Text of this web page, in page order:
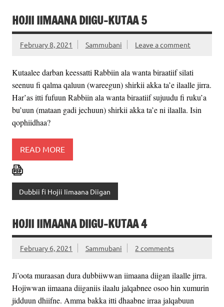
HOJII IIMAANA DIIGU-KUTAA 5
February 8, 2021 Sammubani Leave a comment
Kutaalee darban keessatti Rabbiin ala wanta biraatiif silati
seenuu fi qalma qaluun (wareegun) shirkii akka ta’e ilaalle jirra.
Har’as itti fufuun Rabbiin ala wanta biraatiif sujuudu fi ruku’a
bu’uun (mataan gadi jechuun) shirkii akka ta’e ni ilaalla. Isin
qophiidhaa?
READ MORE
Dubbii fi Hojii Iimaana Diigan
HOJII IIMAANA DIIGU-KUTAA 4
February 6, 2021 Sammubani 2 comments
Ji’oota muraasan dura dubbiiwwan iimaana diigan ilaalle jirra.
Hojiwwan iimaana diiganiis ilaalu jalqabnee osoo hin xumurin
jidduun dhiifne. Amma bakka itti dhaabne irraa jalqabuun